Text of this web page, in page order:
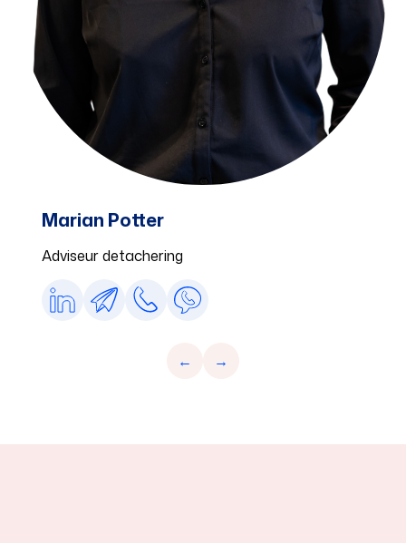
Home
Marian Potter
Adviseur detachering
← →